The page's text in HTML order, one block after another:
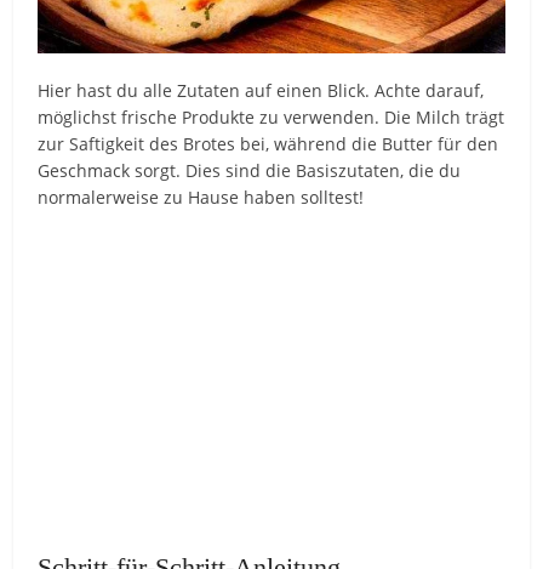
Hier hast du alle Zutaten auf einen Blick. Achte darauf,
möglichst frische Produkte zu verwenden. Die Milch trägt
zur Saftigkeit des Brotes bei, während die Butter für den
Geschmack sorgt. Dies sind die Basiszutaten, die du
normalerweise zu Hause haben solltest!